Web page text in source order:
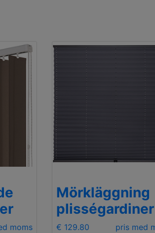
moms
Mörkläggning
plisségardiner
€ 129.80 pris med